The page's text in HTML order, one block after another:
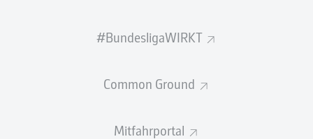
#BundesligaWIRKT
Common Ground
Mitfahrportal